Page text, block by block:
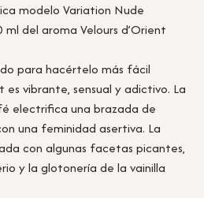
modelo Variation Nude
del aroma Velours d’Orient
para hacértelo más fácil
es vibrante, sensual y adictivo. La
electrifica una brazada de
una feminidad asertiva. La
con algunas facetas picantes,
y la glotonería de la vainilla